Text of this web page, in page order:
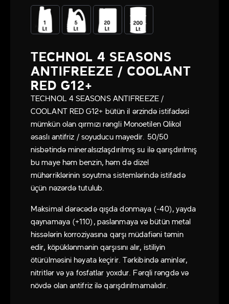
TECHNOL 4 SEASONS
ANTIFREEZE / COOLANT
RED G12+
TECHNOL 4 SEASONS ANTIFREEZE /
COOLANT RED G12+ bütün il ərzində istifadəsi
mümkün olan qırmızı rəngli Monoetilen Qlikol
əsaslı antifriz / soyuducu mayedir. 50/50
nisbətində mineralsızlaşdırılmış su ilə qarışdırılmış
bu maye həm benzin, həm də dizel
mühərriklərinin soyutma sistemlərində istifadə
üçün nəzərdə tutulub.
Maksimal dərəcədə qışda donmaya (-40), yayda
qaynamaya (+110), paslanmaya və bütün metal
hissələrin korroziyasına qarşı müdafiəni təmin
edir, köpüklənmənin qarşısını alır, istiliyin
ötürülməsini həyata keçirir. Tərkibində aminlər,
nitritlər və ya fosfatlar yoxdur. Fərqli rəngdə və
növdə olan antifriz ilə qarışdırılmamalıdır.